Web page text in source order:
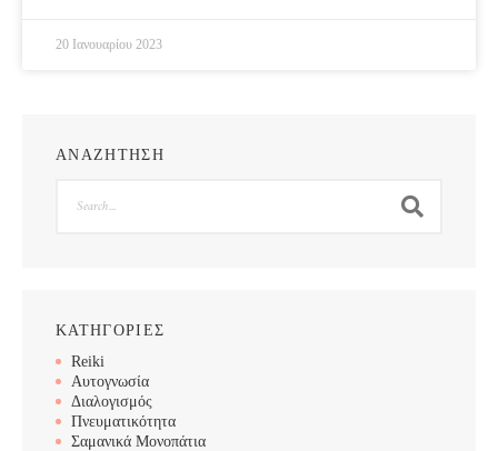
20 Ιανουαρίου 2023
ΑΝΑΖΗΤΗΣΗ
ΚΑΤΗΓΟΡΙΕΣ
Reiki
Αυτογνωσία
Διαλογισμός
Πνευματικότητα
Σαμανικά Μονοπάτια